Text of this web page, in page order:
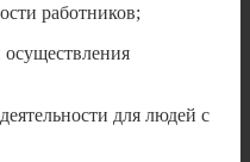
работников;
осуществления
для людей с